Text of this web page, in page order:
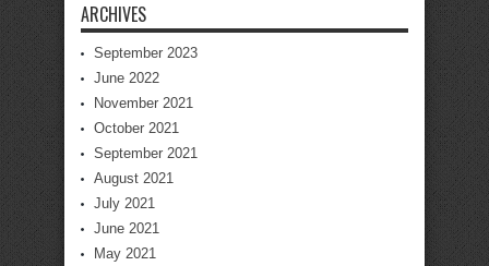
ARCHIVES
September 2023
June 2022
November 2021
October 2021
September 2021
August 2021
July 2021
June 2021
May 2021